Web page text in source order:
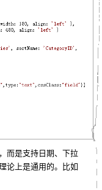
而是支持日期、下拉
论上是通用的。比如